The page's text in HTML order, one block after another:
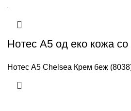
Нотес A5 од еко кожа со
Нотес А5 Chelsea Крем беж